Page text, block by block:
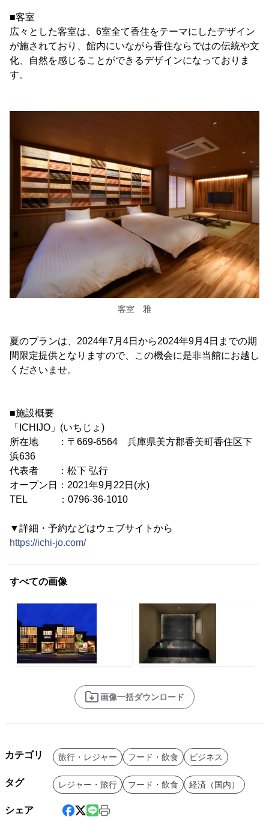
■客室
広々とした客室は、6室全て香住をテーマにしたデザイン
が施されており、館内にいながら香住ならではの伝統や文
化、自然を感じることができるデザインになっておりま
す。
客室 雅
夏のプランは、2024年7月4日から2024年9月4日までの期
間限定提供となりますので、この機会に是非当館にお越し
くださいませ。
■施設概要
「ICHIJO」(いちじょ)
所在地 ：〒669-6564 兵庫県美方郡香美町香住区下
浜636
代表者 ：松下 弘行
オープン日：2021年9月22日(水)
TEL ：0796-36-1010
▼詳細・予約などはウェブサイトから
https://ichi-jo.com/
すべての画像
画像一括ダウンロード
カテゴリ 旅行・レジャー フード・飲食 ビジネス
タグ レジャー・旅行 フード・飲食 経済（国内）
シェア